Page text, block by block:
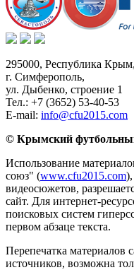
295000, Республика Крым,
г. Симферополь,
ул. Дыбенко, строение 1
Тел.: +7 (3652) 53-40-53
E-mail: info@cfu2015.com
© Крымский
Использование
союз" (www.cfu2015.com
видеосюжетов,
сайт. Для интернет-
поисковых систем
первом абзаце текста.
Перепечатка материалов
источников, возможна